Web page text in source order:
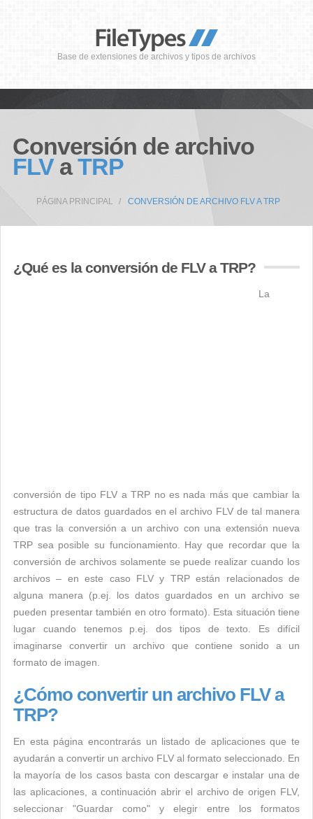
Base de extensiones de archivos y tipos de archivos
Conversión de archivo
FLVaTRP
PÁGINA PRINCIPAL CONVERSIÓN DE ARCHIVO FLV A TRP
¿Qué es la conversión de FLV a TRP?
La
conversión de tipo FLV a TRP no es nada más que cambiar la
estructura de datos guardados en el archivo FLV de tal manera
que tras la conversión a un archivo con una extensión nueva
TRP sea posible su funcionamiento. Hay que recordar que la
conversión de archivos solamente se puede realizar cuando los
archivos – en este caso FLV y TRP están relacionados de
alguna manera (p.ej. los datos guardados en un archivo se
pueden presentar también en otro formato). Esta situación tiene
lugar cuando tenemos p.ej. dos tipos de texto. Es difícil
imaginarse convertir un archivo que contiene sonido a un
formato de imagen.
¿Cómo convertir un archivo FLV a
TRP?
En esta página encontrarás un listado de aplicaciones que te
ayudarán a convertir un archivo FLV al formato seleccionado. En
la mayoría de los casos basta con descargar e instalar una de
las aplicaciones, a continuación abrir el archivo de origen FLV,
seleccionar "Guardar como" y elegir entre los formatos